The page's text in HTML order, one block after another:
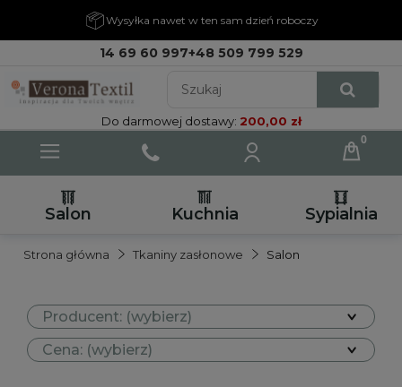
Wysyłka nawet w ten sam dzień roboczy
14 69 60 997+48 509 799 529
Do darmowej dostawy: 200,00 zł
Salon Kuchnia Sypialnia
Strona główna Tkaniny zasłonowe Salon
Producent: (wybierz)
Cena: (wybierz)